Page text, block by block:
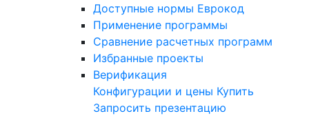
Доступные нормы Еврокод
Применение программы
Сравнение расчетных программ
Избранные проекты
Верификация
Конфигурации и цены Купить
Запросить презентацию